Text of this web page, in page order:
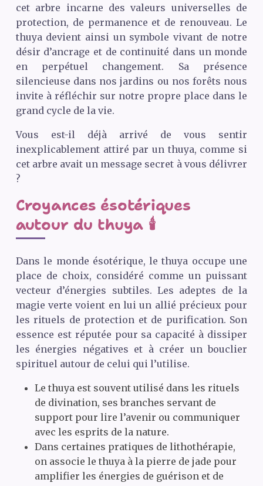
cet arbre incarne des valeurs universelles de
protection, de permanence et de renouveau. Le
thuya devient ainsi un symbole vivant de notre
désir d’ancrage et de continuité dans un monde
en perpétuel changement. Sa présence
silencieuse dans nos jardins ou nos forêts nous
invite à réfléchir sur notre propre place dans le
grand cycle de la vie.
Vous est-il déjà arrivé de vous sentir
inexplicablement attiré par un thuya, comme si
cet arbre avait un message secret à vous délivrer
?
Croyances ésotériques
autour du thuya 🕯️
Dans le monde ésotérique, le thuya occupe une
place de choix, considéré comme un puissant
vecteur d’énergies subtiles. Les adeptes de la
magie verte voient en lui un allié précieux pour
les rituels de protection et de purification. Son
essence est réputée pour sa capacité à dissiper
les énergies négatives et à créer un bouclier
spirituel autour de celui qui l’utilise.
Le thuya est souvent utilisé dans les rituels
de divination, ses branches servant de
support pour lire l’avenir ou communiquer
avec les esprits de la nature.
Dans certaines pratiques de lithothérapie,
on associe le thuya à la pierre de jade pour
amplifier les énergies de guérison et de